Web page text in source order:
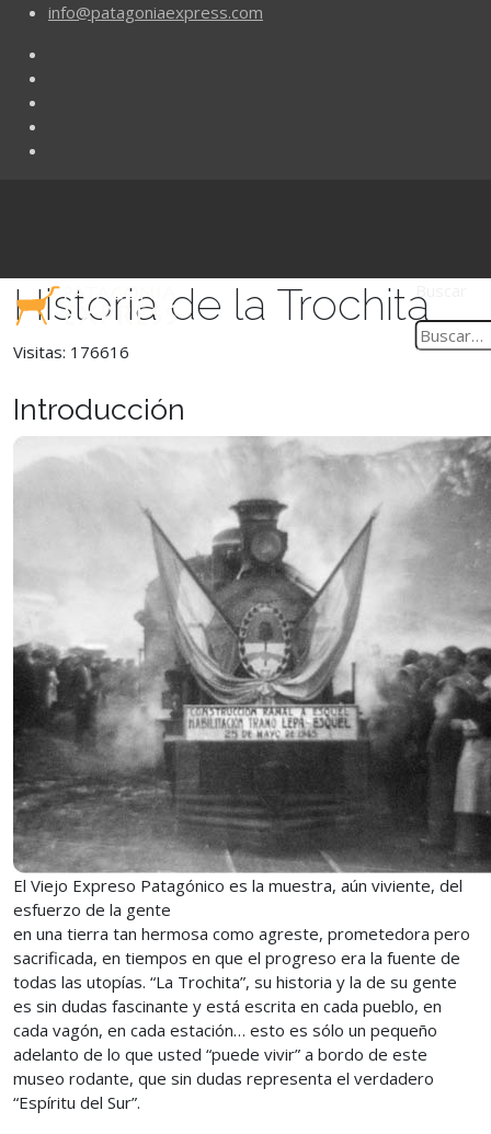
info@patagoniaexpress.com
Historia de la Trochita
Visitas: 176616
Introducción
El Viejo Expreso Patagónico es la muestra, aún viviente, del
esfuerzo de la gente
en una tierra tan hermosa como agreste, prometedora pero
sacrificada, en tiempos en que el progreso era la fuente de
todas las utopías. “La Trochita”, su historia y la de su gente
es sin dudas fascinante y está escrita en cada pueblo, en
cada vagón, en cada estación… esto es sólo un pequeño
adelanto de lo que usted “puede vivir” a bordo de este
museo rodante, que sin dudas representa el verdadero
“Espíritu del Sur”.